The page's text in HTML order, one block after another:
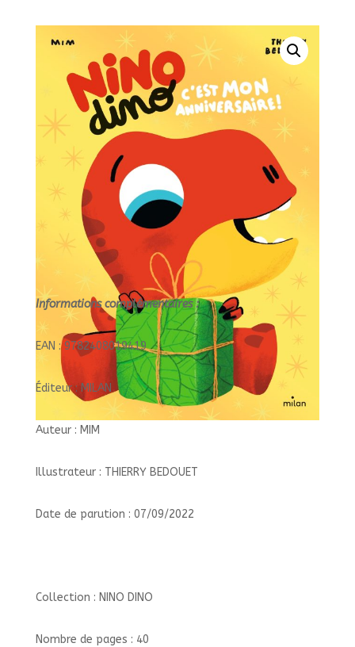
ANNIVERSAIRE !//NINO
Informations complémentaires :
EAN : 9782408019419
Éditeur : MILAN
Auteur : MIM
Illustrateur : THIERRY BEDOUET
Date de parution : 07/09/2022
Collection : NINO DINO
Nombre de pages : 40